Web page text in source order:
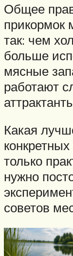
Общее
прикормок
так: чем
больше
мясные
работают
Какая
только
нужно
советов